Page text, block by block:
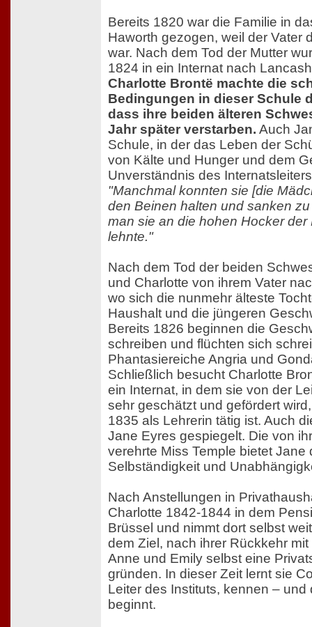
Bereits 1820 war die Familie in
Haworth gezogen, weil der Vater
war. Nach dem Tod der Mutter
1824 in ein Internat nach
Charlotte Brontë machte die
Bedingungen in dieser Schule
dass ihre beiden älteren
Jahr später verstarben. Auch
Schule, in der das Leben der
von Kälte und Hunger und dem
Unverständnis des
"Manchmal konnten sie [die
den Beinen halten und sanken
man sie an die hohen Hocker
lehnte."
Nach dem Tod der beiden
und Charlotte von ihrem Vater
wo sich die nunmehr älteste
Haushalt und die jüngeren
Bereits 1826 beginnen die
schreiben und flüchten sich
Phantasiereiche Angria und
Schließlich besucht Charlotte
ein Internat, in dem sie von der
sehr geschätzt und gefördert
1835 als Lehrerin tätig ist. Auch
Jane Eyres gespiegelt. Die von
verehrte Miss Temple bietet Jane
Selbständigkeit und
Nach Anstellungen in
Charlotte 1842-1844 in dem
Brüssel und nimmt dort selbst
dem Ziel, nach ihrer Rückkehr
Anne und Emily selbst eine
gründen. In dieser Zeit lernt sie
Leiter des Instituts, kennen –
beginnt.